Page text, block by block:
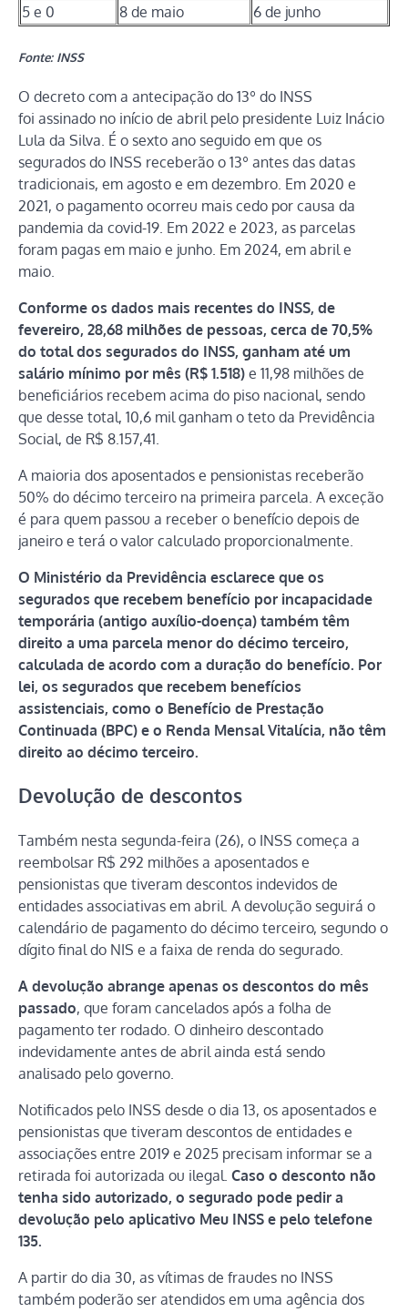
5 e 0
8 de maio 6 de junho
Fonte: INSS
O decreto com a antecipação do 13º do INSS
foi assinado no início de abril pelo presidente Luiz Inácio
Lula da Silva. É o sexto ano seguido em que os
segurados do INSS receberão o 13º antes das datas
tradicionais, em agosto e em dezembro. Em 2020 e
2021, o pagamento ocorreu mais cedo por causa da
pandemia da covid-19. Em 2022 e 2023, as parcelas
foram pagas em maio e junho. Em 2024, em abril e
maio.
Conforme os dados mais recentes do INSS, de
fevereiro, 28,68 milhões de pessoas, cerca de 70,5%
do total dos segurados do INSS, ganham até um
salário mínimo por mês (R$ 1.518) e 11,98 milhões de
beneficiários recebem acima do piso nacional, sendo
que desse total, 10,6 mil ganham o teto da Previdência
Social, de R$ 8.157,41.
A maioria dos aposentados e pensionistas receberão
50% do décimo terceiro na primeira parcela. A exceção
é para quem passou a receber o benefício depois de
janeiro e terá o valor calculado proporcionalmente.
O Ministério da Previdência esclarece que os
segurados que recebem benefício por incapacidade
temporária (antigo auxílio-doença) também têm
direito a uma parcela menor do décimo terceiro,
calculada de acordo com a duração do benefício. Por
lei, os segurados que recebem benefícios
assistenciais, como o Benefício de Prestação
Continuada (BPC) e o Renda Mensal Vitalícia, não têm
direito ao décimo terceiro.
Devolução de descontos
Também nesta segunda-feira (26), o INSS começa a
reembolsar R$ 292 milhões a aposentados e
pensionistas que tiveram descontos indevidos de
entidades associativas em abril. A devolução seguirá o
calendário de pagamento do décimo terceiro, segundo o
dígito final do NIS e a faixa de renda do segurado.
A devolução abrange apenas os descontos do mês
passado, que foram cancelados após a folha de
pagamento ter rodado. O dinheiro descontado
indevidamente antes de abril ainda está sendo
analisado pelo governo.
Notificados pelo INSS desde o dia 13, os aposentados e
pensionistas que tiveram descontos de entidades e
associações entre 2019 e 2025 precisam informar se a
retirada foi autorizada ou ilegal. Caso o desconto não
tenha sido autorizado, o segurado pode pedir a
devolução pelo aplicativo Meu INSS e pelo telefone
135.
A partir do dia 30, as vítimas de fraudes no INSS
também poderão ser atendidos em uma agência dos